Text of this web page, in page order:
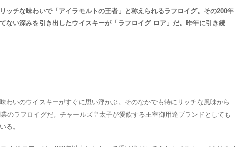
ッチな味わいで「アイラモルトの王者」と称えられるラフロイグ。その200年
ない深みを引き出したウイスキーが「ラフロイグ ロア」だ。昨年に引き続
わいのウイスキーがすぐに思い浮かぶ。そのなかでも特にリッチな風味から
のラフロイグだ。チャールズ皇太子が愛飲する王室御用達ブランドとしても
る。